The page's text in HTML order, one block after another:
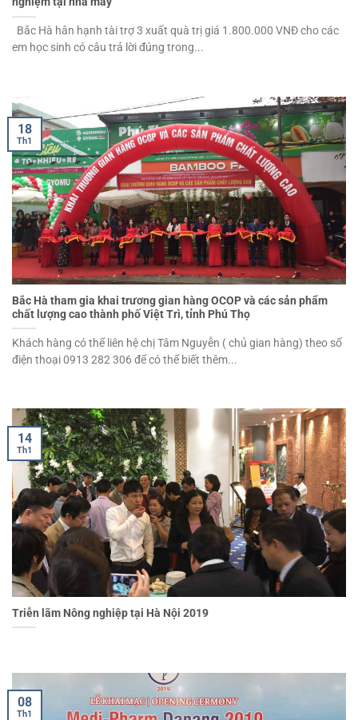
Bắc Hà hân hạnh tài trợ 3 xuất quà trị giá 1.800.000 VNĐ cho các
em học sinh có câu trả lời đúng trong...
Bắc Hà tham gia khai trương gian hàng OCOP và các sản phẩm
chất lượng cao thành phố Việt Trì, tỉnh Phú Thọ
Khách hàng có thể liên hệ chị Tâm Nguyễn ( chủ gian hàng) theo số
điện thoại 0913 282 306 để có thể biết thêm...
18
Th1
Triễn lãm Nông nghiệp tại Hà Nội 2019
14
Th1
08
Th1